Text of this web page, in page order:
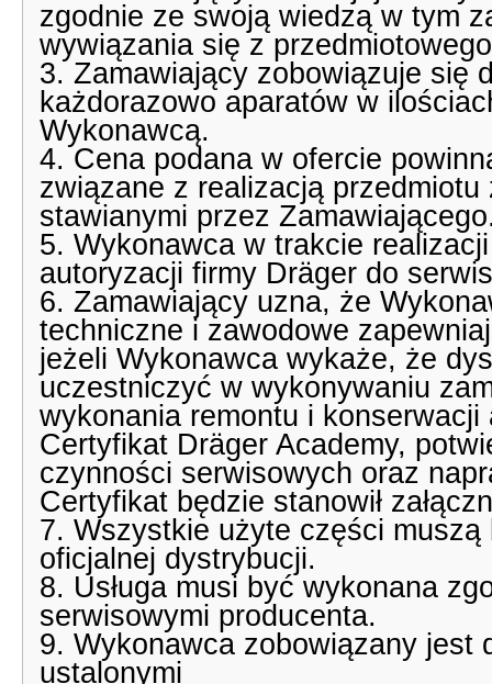
zgodnie ze swoją wiedzą w tym
wywiązania się z
3. Zamawiający zobowiązuje się
każdorazowo aparatów w
Wykonawcą.
4. Cena podana w ofercie
związane z realizacją
stawianymi przez
5. Wykonawca w trakcie
autoryzacji firmy Dräger do
6. Zamawiający uzna, że
techniczne i zawodowe
jeżeli Wykonawca wykaże, że
uczestniczyć w wykonywaniu
wykonania remontu i
Certyfikat Dräger Academy,
czynności serwisowych oraz
Certyfikat będzie stanowił
7. Wszystkie użyte części
oficjalnej dystrybucji.
8. Usługa musi być wykonana
serwisowymi producenta.
9. Wykonawca zobowiązany jest
ustalonymi